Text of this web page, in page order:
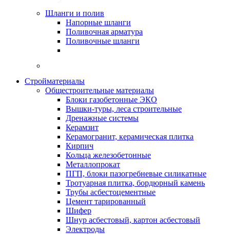
Шланги и полив
Напорные шланги
Поливочная арматура
Поливочные шланги
Стройматериалы
Oбщестроительные материалы
Блоки газобетонные ЭКО
Вышки-туры, леса строительные
Дренажные системы
Керамзит
Керамогранит, керамическая плитка
Кирпич
Кольца железобетонные
Металлопрокат
ПГП, блоки пазогребневые силикатные
Тротуарная плитка, бордюрный камень
Трубы асбестоцементные
Цемент тарированный
Шифер
Шнур асбестовый, картон асбестовый
Электроды